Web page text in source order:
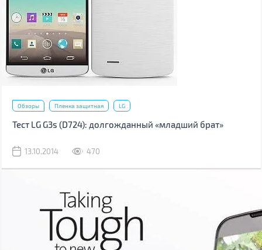
Обзоры Пленка защитная LG
Тест LG G3s (D724): долгожданный «младший брат»
13.10.2014 470